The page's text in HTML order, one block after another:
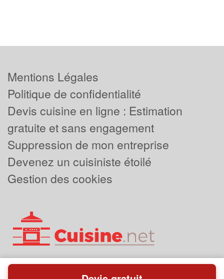
Mentions Légales
Politique de confidentialité
Devis cuisine en ligne : Estimation
gratuite et sans engagement
Suppression de mon entreprise
Devenez un cuisiniste étoilé
Gestion des cookies